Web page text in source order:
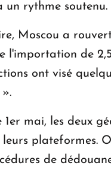
un rythme soutenu.
Moscou a
l'importation de
ont visé
mai, les deux
plateformes.
de